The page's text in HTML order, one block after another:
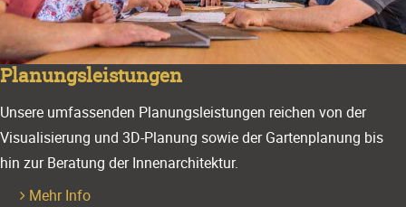
Planungsleistungen
Unsere umfassenden Planungsleistungen reichen von der
Visualisierung und 3D-Planung sowie der Gartenplanung bis
hin zur Beratung der Innenarchitektur.
Mehr Info